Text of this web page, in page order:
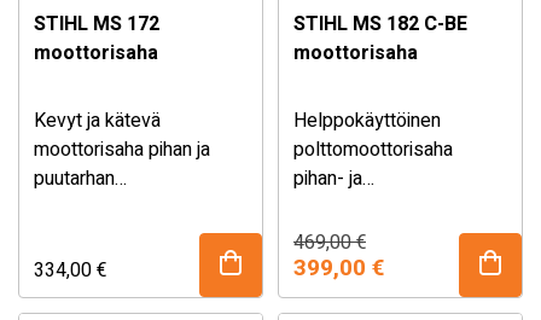
STIHL MS 172
moottorisaha
Kevyt ja kätevä
moottorisaha pihan ja
puutarhan
Varustettu tehokkaalla
STIHL 2-MIX -
moottorilla, 14″ laipalla ja
334,00€
STIHL MS 182 C-BE
moottorisaha
Helppokäyttöinen
polttomoottorisaha
pihan- ja
ErgoStart -käynnistys ja
ketjun pikakiristys.
469,00€
Alkuperäinen
hinta
469,00 €.
399,00 €
Nykyinen
hinta
399,00 €.